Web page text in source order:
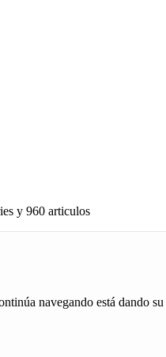
y 960 articulos
navegando está dando